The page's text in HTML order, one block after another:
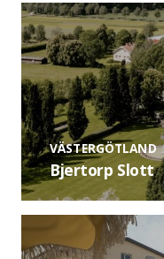
VÄSTERGÖTLAND
Bjertorp Slott